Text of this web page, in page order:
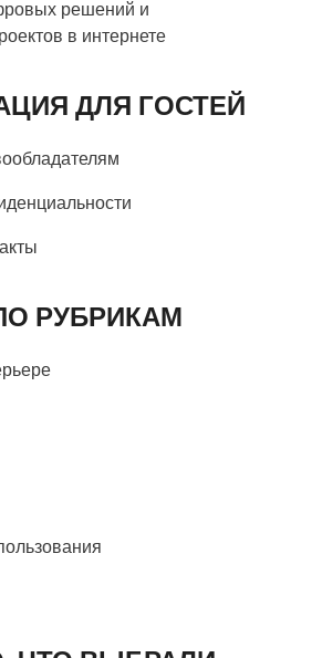
решений и
в интернете
ДЛЯ ГОСТЕЙ
РУБРИКАМ